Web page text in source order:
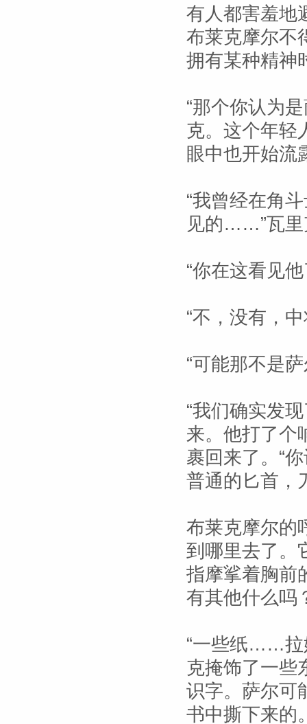
有人都害羞地
布莱克摩尔不
拥有某种精神
“那个你认为
克。这个年轻
眼中也开始流
“我曾经在角
见的……”瓦里
“你在这看见
“不，没有，
“可能那不是萨
“我们确实发
来。他打了个
裹回来了。“
普通的匕首，
布莱克摩尔的
到哪里去了
指摩挲着胸前
有其他什么吗
“一些纸……拉
克掩饰了一些
识字。萨尔可
书中撕下来的